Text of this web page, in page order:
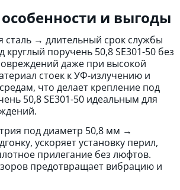
и выгоды
→ длительный срок службы
круглый поручень 50,8 SE301-50 без
даже при высокой
стоек к УФ-излучению и
что делает крепление под
50,8 SE301-50 идеальным для
под диаметр 50,8 мм →
ускоряет установку перил,
прилегание без люфтов.
предотвращает вибрацию и